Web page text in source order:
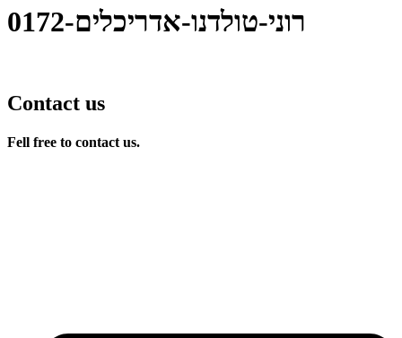
0172-רוני-טולדנו-אדריכלים
Contact us
Fell free to contact us.